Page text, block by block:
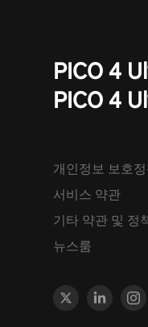
PICO 4
PICO 4
개인정보 보호
서비스 약관
기타 약관 및 정
뉴스룸